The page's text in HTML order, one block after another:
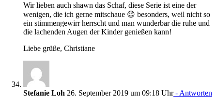
Wir lieben auch shawn das Schaf, diese Serie ist eine der
wenigen, die ich gerne mitschaue 😉 besonders, weil nicht so
ein stimmengewirr herrscht und man wunderbar die ruhe und
die lachenden Augen der Kinder genießen kann!
Liebe grüße, Christiane
Stefanie Loh 26. September 2019 um 09:18 Uhr- Antworten